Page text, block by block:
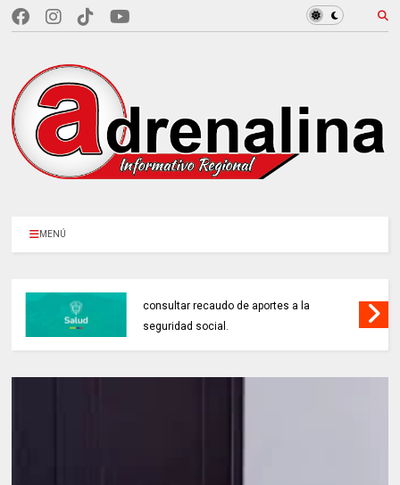
MENÚ
consultar recaudo de aportes a la
seguridad social.